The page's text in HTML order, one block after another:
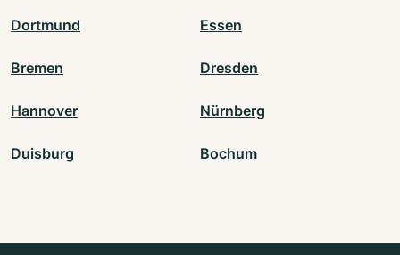
Dortmund Essen
Bremen Dresden
Hannover Nürnberg
Duisburg Bochum